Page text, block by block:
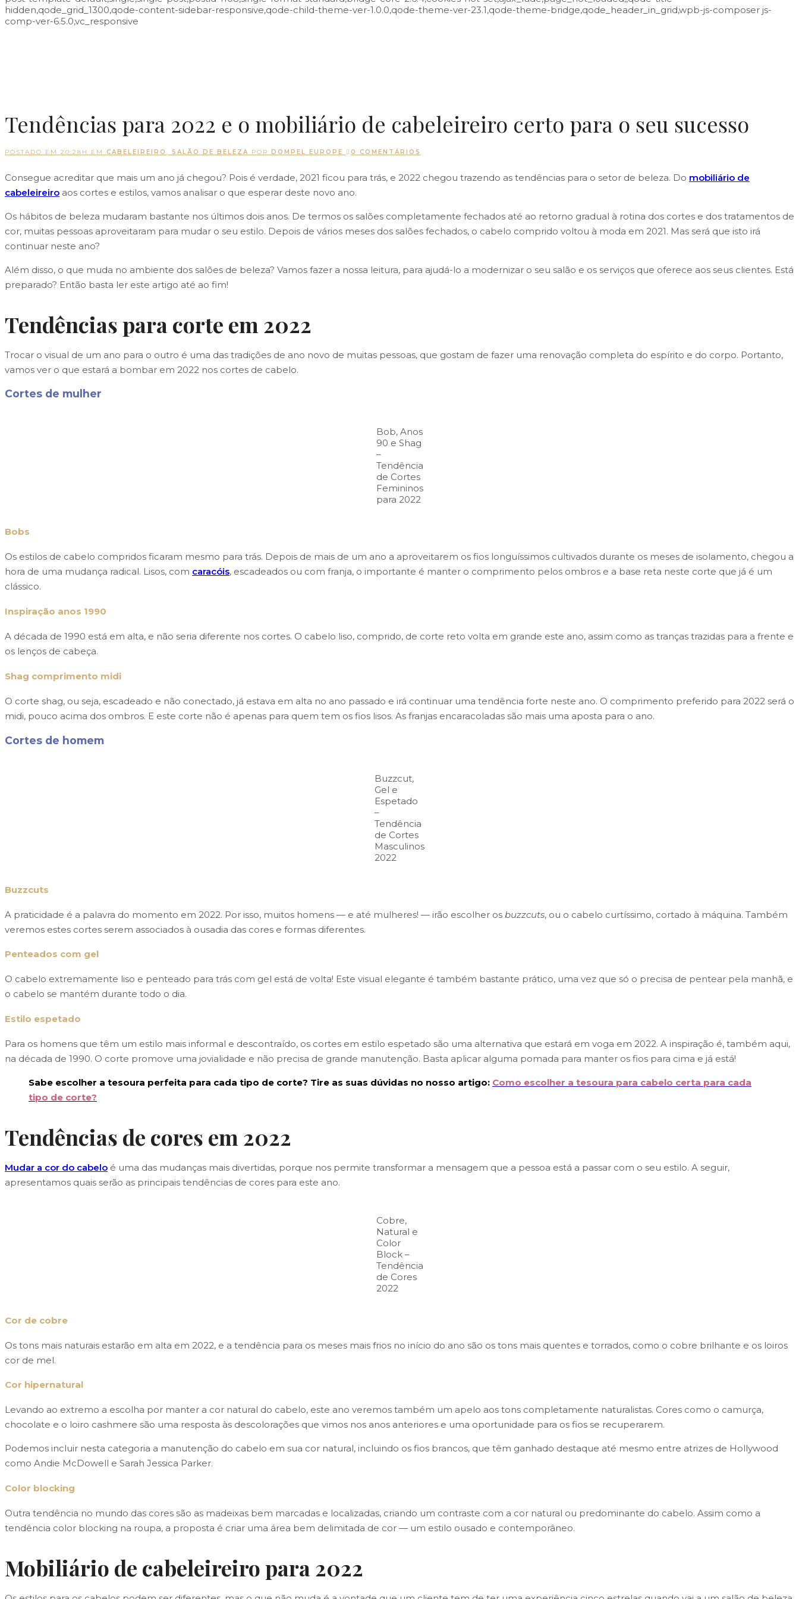
hidden,qode_grid_1300,qode-content-sidebar-responsive,qode-child-theme-ver-1.0.0,qode-theme-ver-23.1,qode-theme-bridge,qode_header_in_grid,wpb-js-composer js-
comp-ver-6.5.0,vc_responsive
Tendências para 2022 e o mobiliário de cabeleireiro certo para o seu sucesso
POSTADO EM 20:28H EM CABELEIREIRO , SALÃO DE BELEZA POR DOMPEL EUROPE 0 COMENTÁRIOS
Consegue acreditar que mais um ano já chegou? Pois é verdade, 2021 ficou para trás, e 2022 chegou trazendo as tendências para o setor de beleza. Do mobiliário de
cabeleireiro aos cortes e estilos, vamos analisar o que esperar deste novo ano.
Os hábitos de beleza mudaram bastante nos últimos dois anos. De termos os salões completamente fechados até ao retorno gradual à rotina dos cortes e dos tratamentos de
cor, muitas pessoas aproveitaram para mudar o seu estilo. Depois de vários meses dos salões fechados, o cabelo comprido voltou à moda em 2021. Mas será que isto irá
continuar neste ano?
Além disso, o que muda no ambiente dos salões de beleza? Vamos fazer a nossa leitura, para ajudá-lo a modernizar o seu salão e os serviços que oferece aos seus clientes. Está
preparado? Então basta ler este artigo até ao fim!
Tendências para corte em 2022
Trocar o visual de um ano para o outro é uma das tradições de ano novo de muitas pessoas, que gostam de fazer uma renovação completa do espírito e do corpo. Portanto,
vamos ver o que estará a bombar em 2022 nos cortes de cabelo.
Cortes de mulher
Bob, Anos
90 e Shag
–
Tendência
de Cortes
Femininos
para 2022
Bobs
Os estilos de cabelo compridos ficaram mesmo para trás. Depois de mais de um ano a aproveitarem os fios longuíssimos cultivados durante os meses de isolamento, chegou a
hora de uma mudança radical. Lisos, com caracóis, escadeados ou com franja, o importante é manter o comprimento pelos ombros e a base reta neste corte que já é um
clássico.
Inspiração anos 1990
A década de 1990 está em alta, e não seria diferente nos cortes. O cabelo liso, comprido, de corte reto volta em grande este ano, assim como as tranças trazidas para a frente e
os lenços de cabeça.
Shag comprimento midi
O corte shag, ou seja, escadeado e não conectado, já estava em alta no ano passado e irá continuar uma tendência forte neste ano. O comprimento preferido para 2022 será o
midi, pouco acima dos ombros. E este corte não é apenas para quem tem os fios lisos. As franjas encaracoladas são mais uma aposta para o ano.
Cortes de homem
Buzzcut,
Gel e
Espetado
–
Tendência
de Cortes
Masculinos
2022
Buzzcuts
A praticidade é a palavra do momento em 2022. Por isso, muitos homens — e até mulheres! — irão escolher os buzzcuts, ou o cabelo curtíssimo, cortado à máquina. Também
veremos estes cortes serem associados à ousadia das cores e formas diferentes.
Penteados com gel
O cabelo extremamente liso e penteado para trás com gel está de volta! Este visual elegante é também bastante prático, uma vez que só o precisa de pentear pela manhã, e
o cabelo se mantém durante todo o dia.
Estilo espetado
Para os homens que têm um estilo mais informal e descontraído, os cortes em estilo espetado são uma alternativa que estará em voga em 2022. A inspiração é, também aqui,
na década de 1990. O corte promove uma jovialidade e não precisa de grande manutenção. Basta aplicar alguma pomada para manter os fios para cima e já está!
Sabe escolher a tesoura perfeita para cada tipo de corte? Tire as suas dúvidas no nosso artigo: Como escolher a tesoura para cabelo certa para cada
tipo de corte?
Tendências de cores em 2022
Mudar a cor do cabelo é uma das mudanças mais divertidas, porque nos permite transformar a mensagem que a pessoa está a passar com o seu estilo. A seguir,
apresentamos quais serão as principais tendências de cores para este ano.
Cobre,
Natural e
Color
Block –
Tendência
de Cores
2022
Cor de cobre
Os tons mais naturais estarão em alta em 2022, e a tendência para os meses mais frios no início do ano são os tons mais quentes e torrados, como o cobre brilhante e os loiros
cor de mel.
Cor hipernatural
Levando ao extremo a escolha por manter a cor natural do cabelo, este ano veremos também um apelo aos tons completamente naturalistas. Cores como o camurça,
chocolate e o loiro cashmere são uma resposta às descolorações que vimos nos anos anteriores e uma oportunidade para os fios se recuperarem.
Podemos incluir nesta categoria a manutenção do cabelo em sua cor natural, incluindo os fios brancos, que têm ganhado destaque até mesmo entre atrizes de Hollywood
como Andie McDowell e Sarah Jessica Parker.
Color blocking
Outra tendência no mundo das cores são as madeixas bem marcadas e localizadas, criando um contraste com a cor natural ou predominante do cabelo. Assim como a
tendência color blocking na roupa, a proposta é criar uma área bem delimitada de cor — um estilo ousado e contemporâneo.
Mobiliário de cabeleireiro para 2022